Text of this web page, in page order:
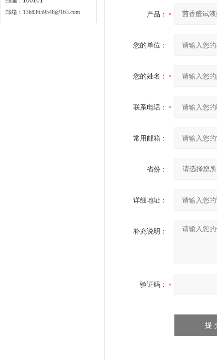
邮箱： 13683659548@163.com 产品：
您的单位：
您的姓名：
联系电话：
常用邮箱：
省份：
详细地址：
补充说明：
验证码：